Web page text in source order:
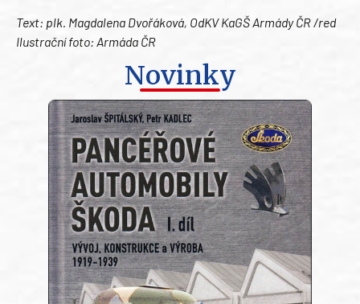
Text: plk. Magdalena Dvořáková, OdKV KaGŠ Armády ČR /red
Ilustrační foto: Armáda ČR
Novinky